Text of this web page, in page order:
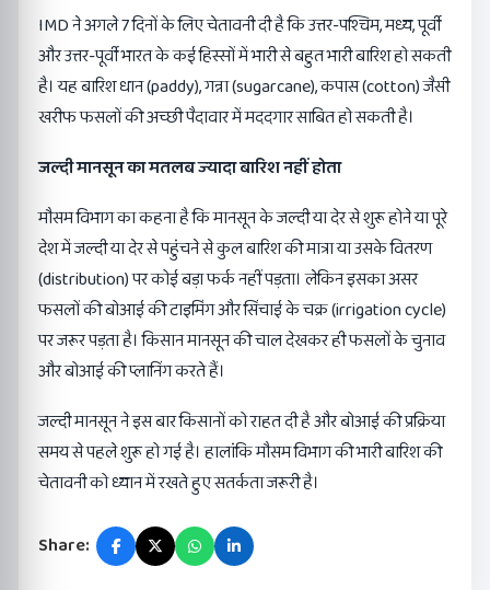
IMD ने अगले 7 दिनों के लिए चेतावनी दी है कि उत्तर-पश्चिम, मध्य, पूर्वी
और उत्तर-पूर्वी भारत के कई हिस्सों में भारी से बहुत भारी बारिश हो सकती
है। यह बारिश धान (paddy), गन्ना (sugarcane), कपास (cotton) जैसी
खरीफ फसलों की अच्छी पैदावार में मददगार साबित हो सकती है।
जल्दी मानसून का मतलब ज्यादा बारिश नहीं होता
मौसम विभाग का कहना है कि मानसून के जल्दी या देर से शुरू होने या पूरे
देश में जल्दी या देर से पहुंचने से कुल बारिश की मात्रा या उसके वितरण
(distribution) पर कोई बड़ा फर्क नहीं पड़ता। लेकिन इसका असर
फसलों की बोआई की टाइमिंग और सिंचाई के चक्र (irrigation cycle)
पर जरूर पड़ता है। किसान मानसून की चाल देखकर ही फसलों के चुनाव
और बोआई की प्लानिंग करते हैं।
जल्दी मानसून ने इस बार किसानों को राहत दी है और बोआई की प्रक्रिया
समय से पहले शुरू हो गई है। हालांकि मौसम विभाग की भारी बारिश की
चेतावनी को ध्यान में रखते हुए सतर्कता जरूरी है।
Share: